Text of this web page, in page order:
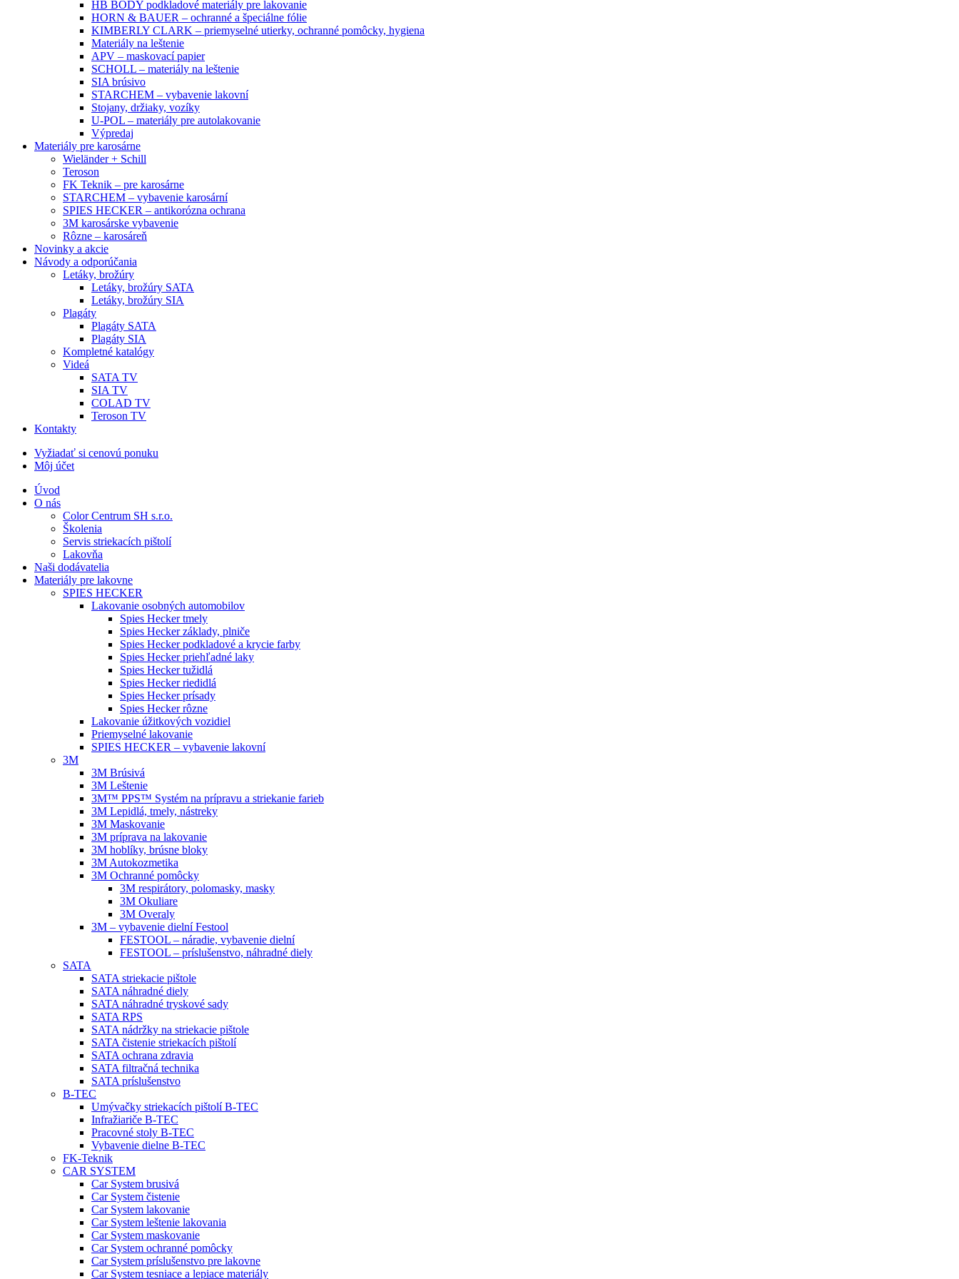
HB BODY podkladové materiály pre lakovanie
HORN & BAUER – ochranné a špeciálne fólie
KIMBERLY CLARK – priemyselné utierky, ochranné pomôcky, hygiena
Materiály na leštenie
APV – maskovací papier
SCHOLL – materiály na leštenie
SIA brúsivo
STARCHEM – vybavenie lakovní
Stojany, držiaky, vozíky
U-POL – materiály pre autolakovanie
Výpredaj
Materiály pre karosárne
Wieländer + Schill
Teroson
FK Teknik – pre karosárne
STARCHEM – vybavenie karosární
SPIES HECKER – antikorózna ochrana
3M karosárske vybavenie
Rôzne – karosáreň
Novinky a akcie
Návody a odporúčania
Letáky, brožúry
Letáky, brožúry SATA
Letáky, brožúry SIA
Plagáty
Plagáty SATA
Plagáty SIA
Kompletné katalógy
Videá
SATA TV
SIA TV
COLAD TV
Teroson TV
Kontakty
Vyžiadať si cenovú ponuku
Môj účet
Úvod
O nás
Color Centrum SH s.r.o.
Školenia
Servis striekacích pištolí
Lakovňa
Naši dodávatelia
Materiály pre lakovne
SPIES HECKER
Lakovanie osobných automobilov
Spies Hecker tmely
Spies Hecker základy, plniče
Spies Hecker podkladové a krycie farby
Spies Hecker priehľadné laky
Spies Hecker tužidlá
Spies Hecker riedidlá
Spies Hecker prísady
Spies Hecker rôzne
Lakovanie úžitkových vozidiel
Priemyselné lakovanie
SPIES HECKER – vybavenie lakovní
3M
3M Brúsivá
3M Leštenie
3M™ PPS™ Systém na prípravu a striekanie farieb
3M Lepidlá, tmely, nástreky
3M Maskovanie
3M príprava na lakovanie
3M hoblíky, brúsne bloky
3M Autokozmetika
3M Ochranné pomôcky
3M respirátory, polomasky, masky
3M Okuliare
3M Overaly
3M – vybavenie dielní Festool
FESTOOL – náradie, vybavenie dielní
FESTOOL – príslušenstvo, náhradné diely
SATA
SATA striekacie pištole
SATA náhradné diely
SATA náhradné tryskové sady
SATA RPS
SATA nádržky na striekacie pištole
SATA čistenie striekacích pištolí
SATA ochrana zdravia
SATA filtračná technika
SATA príslušenstvo
B-TEC
Umývačky striekacích pištolí B-TEC
Infražiariče B-TEC
Pracovné stoly B-TEC
Vybavenie dielne B-TEC
FK-Teknik
CAR SYSTEM
Car System brusivá
Car System čistenie
Car System lakovanie
Car System leštenie lakovania
Car System maskovanie
Car System ochranné pomôcky
Car System príslušenstvo pre lakovne
Car System tesniace a lepiace materiály